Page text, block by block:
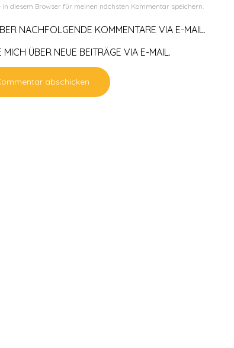
diesem Browser für meinen nächsten Kommentar speichern.
NACHFOLGENDE KOMMENTARE VIA E-MAIL.
ÜBER NEUE BEITRÄGE VIA E-MAIL.